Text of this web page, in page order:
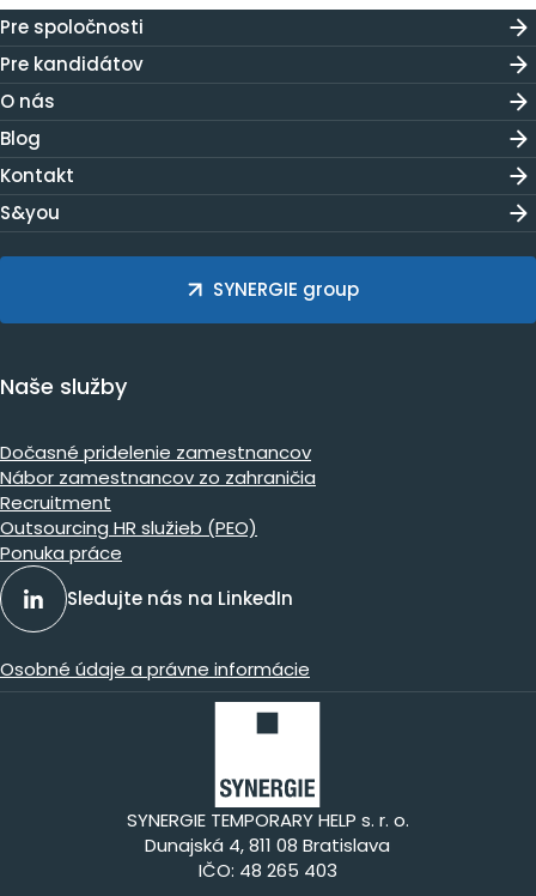
Pre spoločnosti
Pre kandidátov
O nás
Blog
Kontakt
S&you
SYNERGIE group
Naše služby
Dočasné pridelenie zamestnancov
Nábor zamestnancov zo zahraničia
Recruitment
Outsourcing HR služieb (PEO)
Ponuka práce
Sledujte nás na LinkedIn
Osobné údaje a právne informácie
SYNERGIE TEMPORARY HELP s. r. o.
Dunajská 4, 811 08 Bratislava
IČO: 48 265 403